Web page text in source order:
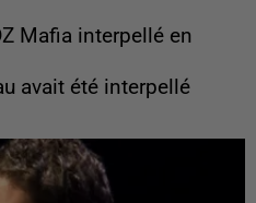
Mafia interpellé en
avait été interpellé